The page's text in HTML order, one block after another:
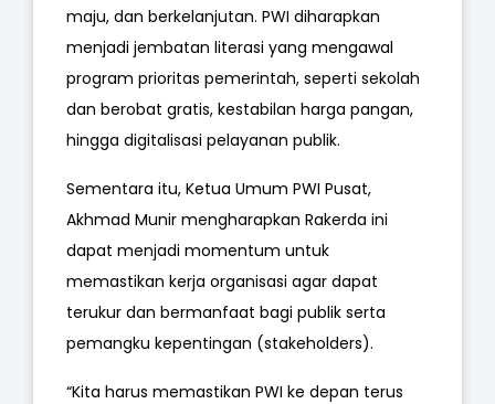
maju, dan berkelanjutan. PWI diharapkan
menjadi jembatan literasi yang mengawal
program prioritas pemerintah, seperti sekolah
dan berobat gratis, kestabilan harga pangan,
hingga digitalisasi pelayanan publik.
Sementara itu, Ketua Umum PWI Pusat,
Akhmad Munir mengharapkan Rakerda ini
dapat menjadi momentum untuk
memastikan kerja organisasi agar dapat
terukur dan bermanfaat bagi publik serta
pemangku kepentingan (stakeholders).
“Kita harus memastikan PWI ke depan terus